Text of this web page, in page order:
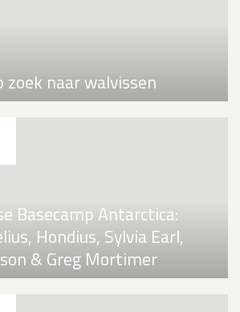
naar walvissen
Basecamp Antarctica:
Hondius, Sylvia Earl,
& Greg Mortimer